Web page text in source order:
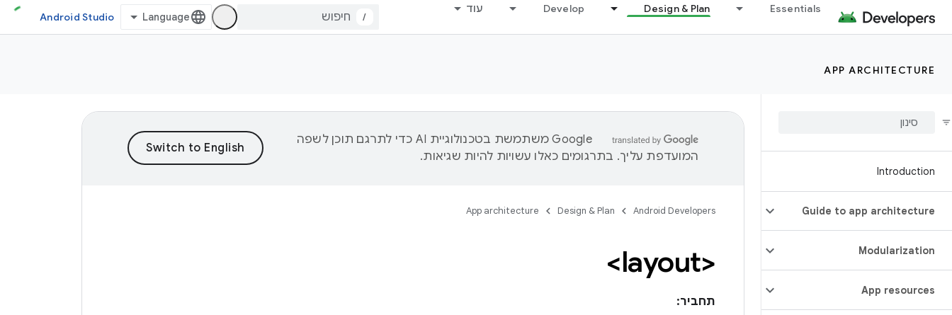
Essentials
Design & Plan
Develop עוד
/
Android Studio
APP ARCHITECTURE
Introduction
Guide to app architecture
Modularization
App resources
‫Google משתמשת בטכנולוגיית AI כדי לתרגם תוכן לשפה
המועדפת עליך. בתרגומים כאלו עשויות להיות שגיאות.
Android Developers
Design & Plan
App architecture
<layout>
תחביר: